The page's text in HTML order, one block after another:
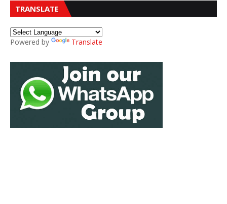
TRANSLATE
Powered by Translate